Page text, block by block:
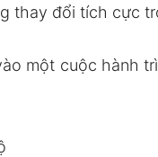
thay đổi tích cực
một cuộc hành